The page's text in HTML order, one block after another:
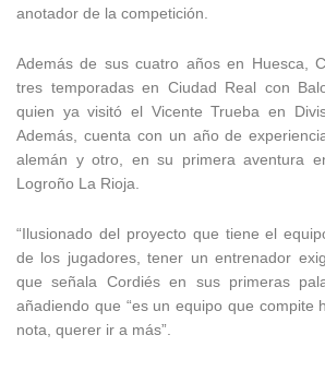
anotador de la competición.
Además de sus cuatro años en Huesca,
tres temporadas en Ciudad Real con
quien ya visitó el Vicente Trueba en
Además, cuenta con un año de
alemán y otro, en su primera aventura
Logroño La Rioja.
“Ilusionado del proyecto que tiene el
de los jugadores, tener un entrenador
que señala Cordiés en sus primeras
añadiendo que “es un equipo que compite
nota, querer ir a más”.